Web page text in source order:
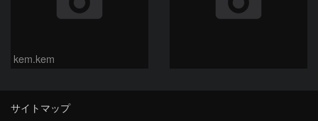
kem.kem
サイトマップ